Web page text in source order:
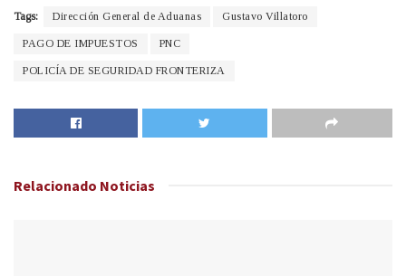
Tags: Dirección General de Aduanas Gustavo Villatoro
PAGO DE IMPUESTOS PNC
POLICÍA DE SEGURIDAD FRONTERIZA
Relacionado Noticias